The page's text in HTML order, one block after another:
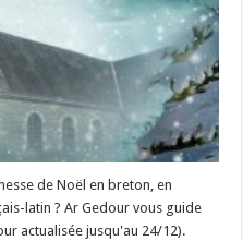
de Noël en breton, en
latin ? Ar Gedour vous guide
actualisée jusqu'au 24/12).